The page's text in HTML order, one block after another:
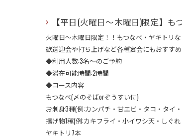
【平日(火曜日〜木曜日)限定】
火曜日〜木曜日限定！！もつなべ・ヤキトリ
歓送迎会や打ち上げなど各種宴会にもおすすめ
◆利用人数:3名〜のご予約
◆滞在可能時間:2時間
◆コース内容
もつなべ(〆のそばorぞうすい付)
お刺身3種(例:カンパチ・甘エビ・タコ・タイ
揚げ物1種(例:カキフライ・小イワシ天・しぐ
ヤキトリ7本